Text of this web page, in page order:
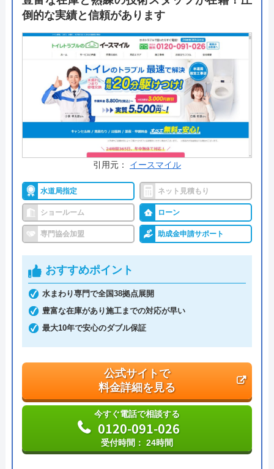
水まわりリフォームの専門店であることを活かして
の確かな提携業者が作業をするので安心して任せら
れます。トイレ交換・リフォーム実績は約10,000件
以上あり、価格は65,800円～となっております。
ホームページ内でトイレリフォームについてのポイ
ントや事例などが詳しく紹介されていますのでぜひ
確認してみてください。
公式サイトで
料金詳細を見る
今すぐ電話で相談する
0120-888-439
第一住設 の基本情報
運営会社 株式会社第一住設
平成20年11月19日設立
本社所在地
〒337-0051
埼玉県さいたま市見沼区東大宮5-9-13
ムトウビル3F
倒的な実績と信頼があります
引用元： イースマイル
水道局指定 ネット見積もり
ショールーム ローン
専門協会加盟 助成金申請サポート
おすすめポイント
水まわり専門で全国38拠点展開
豊富な在庫があり施工までの対応が早い
最大10年で安心のダブル保証
公式サイトで
料金詳細を見る
今すぐ電話で相談する
0120-091-026
受付時間： 24時間